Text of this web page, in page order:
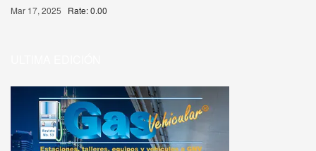
Mar 17, 2025 Rate: 0.00